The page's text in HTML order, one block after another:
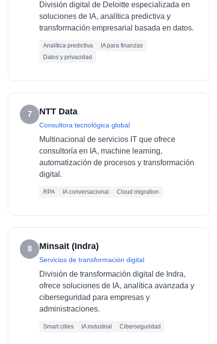
División digital de Deloitte especializada en
soluciones de IA, analítica predictiva y
transformación empresarial basada en datos.
Analítica predictiva
IA para finanzas
Datos y privacidad
7 NTT Data
Consultora tecnológica global
Multinacional de servicios IT que ofrece
consultoría en IA, machine learning,
automatización de procesos y transformación
digital.
RPA IA conversacional Cloud migration
8 Minsait (Indra)
Servicios de transformación digital
División de transformación digital de Indra,
ofrece soluciones de IA, analítica avanzada y
ciberseguridad para empresas y
administraciones.
Smart cities IA industrial Ciberseguridad